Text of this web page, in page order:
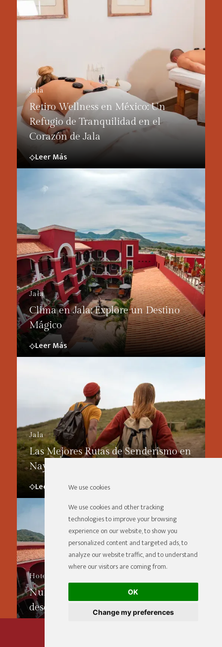
We use cookies
We use cookies and other tracking
technologies to improve your browsing
experience on our website, to show you
personalized content and targeted ads, to
analyze our website traffic, and to understand
where our visitors are coming from.
OK
Change my preferences
Jala
Retiro Wellness en México: Un
Refugio de Tranquilidad en el
Corazón de Jala
Leer Más
Jala
Clima en Jala: Explore un Destino
Mágico
Leer Más
Jala
Las Mejores Rutas de Senderismo en
Nayarit
Leer Más
Hotel
Nukari, un hotel boutique para
descansar en Jala